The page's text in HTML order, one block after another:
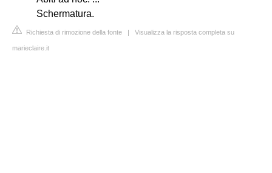
Schermatura.
Richiesta di rimozione della fonte | Visualizza la risposta completa su
marieclaire.it